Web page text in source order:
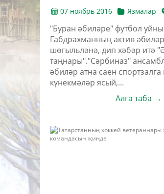
07 ноябрь 2016 Язмалар
"Буран әбиләре" футбол
Габдрахманның актив
шөгыльләнә, дип хәбәр итә
таңнары"."Сәрбиназ"
әбиләр атна саен спортзалга
күнекмәләр ясый,...
Алга таба →